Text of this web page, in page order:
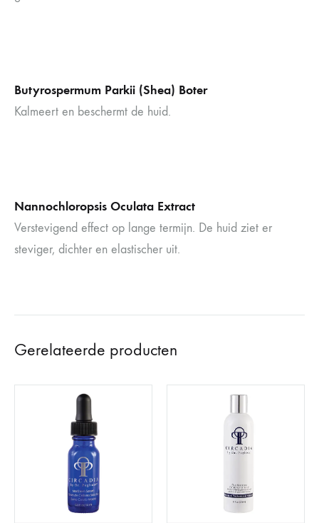
Butyrospermum Parkii (Shea) Boter
Kalmeert en beschermt de huid.
Nannochloropsis Oculata Extract
Verstevigend effect op lange termijn. De huid ziet er
steviger, dichter en elastischer uit.
Gerelateerde producten